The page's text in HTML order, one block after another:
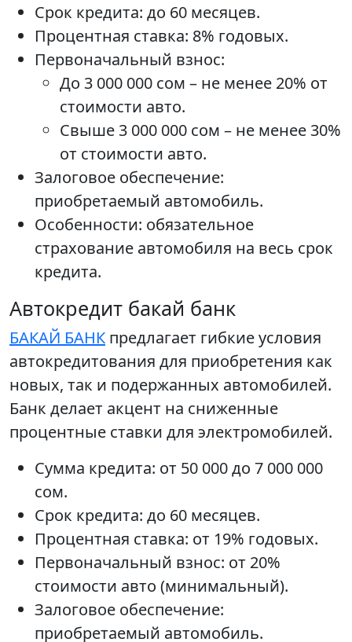
Срок кредита: до 60 месяцев.
Процентная ставка: 8% годовых.
Первоначальный взнос:
До 3 000 000 сом – не менее 20% от
стоимости авто.
Свыше 3 000 000 сом – не менее 30%
от стоимости авто.
Залоговое обеспечение:
приобретаемый автомобиль.
Особенности: обязательное
страхование автомобиля на весь срок
кредита.
Автокредит бакай банк
БАКАЙ БАНК предлагает гибкие условия
автокредитования для приобретения как
новых, так и подержанных автомобилей.
Банк делает акцент на сниженные
процентные ставки для электромобилей.
Сумма кредита: от 50 000 до 7 000 000
сом.
Срок кредита: до 60 месяцев.
Процентная ставка: от 19% годовых.
Первоначальный взнос: от 20%
стоимости авто (минимальный).
Залоговое обеспечение:
приобретаемый автомобиль.